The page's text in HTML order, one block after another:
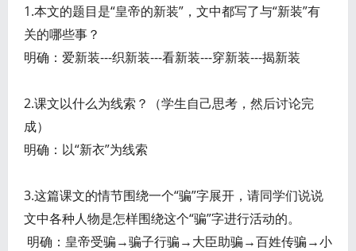
1.本文的题目是“皇帝的新装”，文中都写了与“新装”有
关的哪些事？
明确：爱新装---织新装---看新装---穿新装---揭新装
2.课文以什么为线索？（学生自己思考，然后讨论完
成）
明确：以“新衣”为线索
3.这篇课文的情节围绕一个“骗”字展开，请同学们说说
文中各种人物是怎样围绕这个“骗”字进行活动的。
明确：皇帝受骗→骗子行骗→大臣助骗→百姓传骗→小